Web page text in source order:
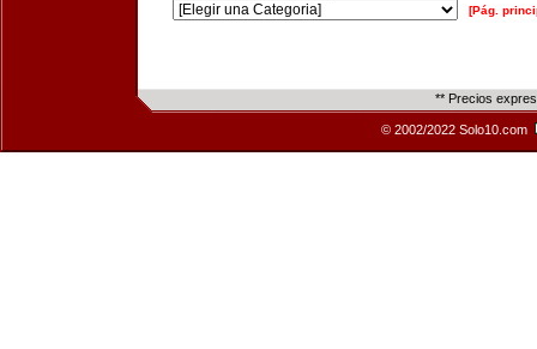
[Pág.
** Precios
© 2002/2022 Solo10.com